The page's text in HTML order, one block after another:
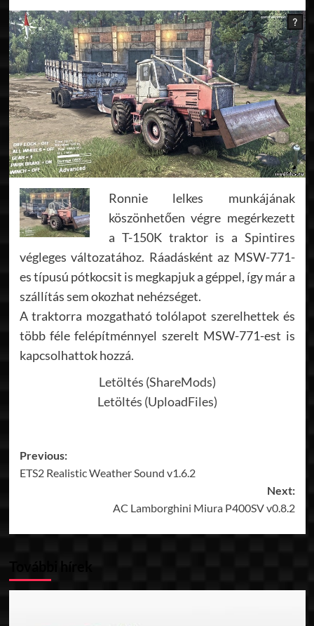
Ronnie lelkes munkájának
köszönhetően végre megérkezett
a T-150K traktor is a Spintires
végleges változatához. Ráadásként az MSW-771-
es típusú pótkocsit is megkapjuk a géppel, így már a
szállítás sem okozhat nehézséget.
A traktorra mozgatható tolólapot szerelhettek és
több féle felépítménnyel szerelt MSW-771-est is
kapcsolhattok hozzá.
Letöltés (ShareMods)
Letöltés (UploadFiles)
Post
navigation
Previous:
ETS2 Realistic Weather Sound v1.6.2
Next:
AC Lamborghini Miura P400SV v0.8.2